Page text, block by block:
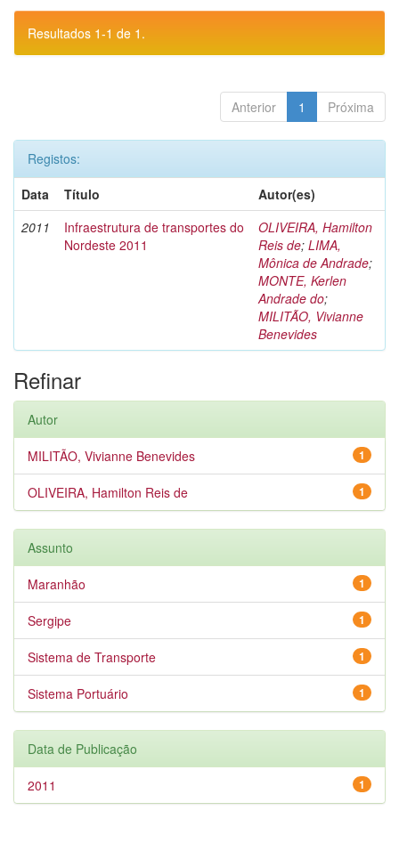
Resultados 1-1 de 1.
Anterior 1 Próxima
Registos:
Data
Título
Autor(es)
2011
Infraestrutura de transportes do
Nordeste 2011
OLIVEIRA, Hamilton
Reis de; LIMA,
Mônica de Andrade;
MONTE, Kerlen
Andrade do;
MILITÃO, Vivianne
Benevides
Refinar
Autor
1
MILITÃO, Vivianne Benevides
1
OLIVEIRA, Hamilton Reis de
Assunto
1
Maranhão
1
Sergipe
1
Sistema de Transporte
1
Sistema Portuário
Data de Publicação
1
2011